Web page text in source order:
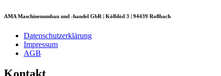
AMA Maschinenumbau und -handel GbR | Kölblöd 3 | 94439 Roßbach
Datenschutzerklärung
Impressum
AGB